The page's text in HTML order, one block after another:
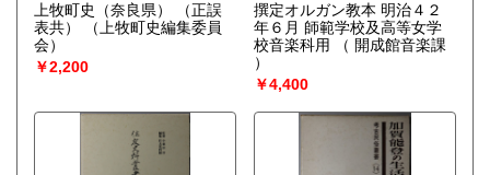
上牧町史（奈良県） （正誤
表共）
（上牧町史編集委員
会）
￥2,200
撰定オルガン教本 明治４２
年６月 師範学校及高等女学
校音楽科用
（ 開成館音楽課
）
￥4,400